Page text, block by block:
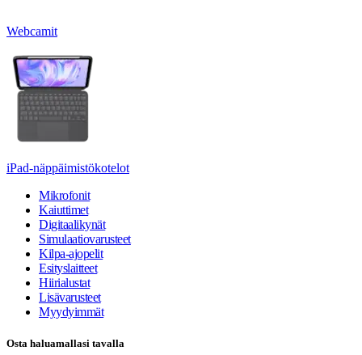
Webcamit
iPad-näppäimistökotelot
Mikrofonit
Kaiuttimet
Digitaalikynät
Simulaatiovarusteet
Kilpa-ajopelit
Esityslaitteet
Hiirialustat
Lisävarusteet
Myydyimmät
Osta haluamallasi tavalla